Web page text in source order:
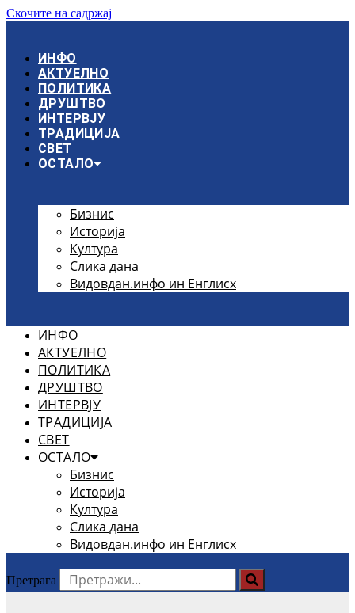
Скочите на садржај
ИНФО
АКТУЕЛНО
ПОЛИТИКА
ДРУШТВО
ИНТЕРВЈУ
ТРАДИЦИЈА
СВЕТ
ОСТАЛО
Бизнис
Историја
Култура
Слика дана
Видовдан.инфо ин Енглисх
ИНФО
АКТУЕЛНО
ПОЛИТИКА
ДРУШТВО
ИНТЕРВЈУ
ТРАДИЦИЈА
СВЕТ
ОСТАЛО
Бизнис
Историја
Култура
Слика дана
Видовдан.инфо ин Енглисх
Претрага